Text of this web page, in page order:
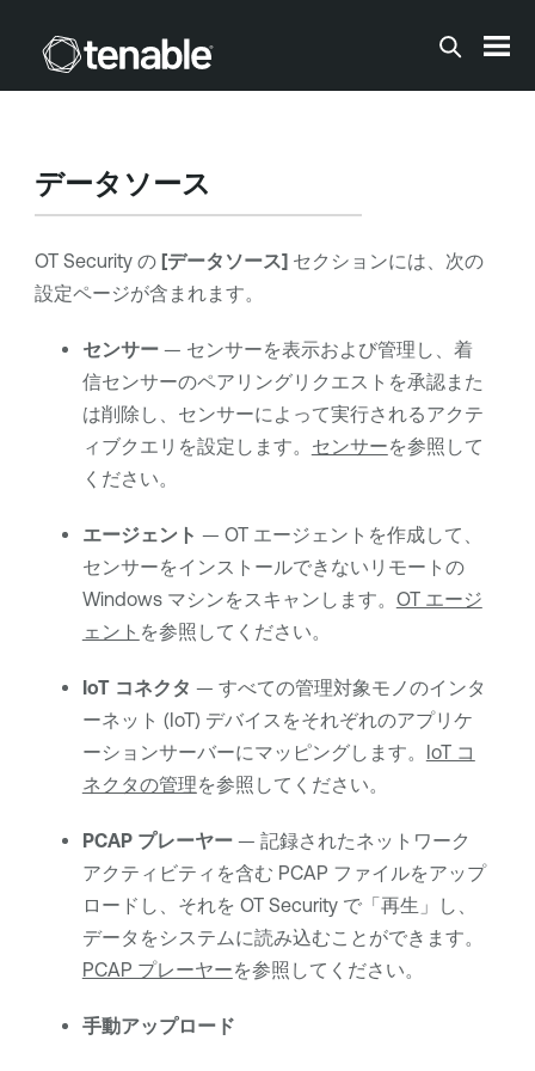
メインコンテンツに移動する
データソース
OT Securityの [データソース]セクションには、次の
設定ページが含まれます。
センサー— センサーを表示および管理し、着
信センサーのペアリングリクエストを承認また
は削除し、センサーによって実行されるアクテ
ィブクエリを設定します。 センサーを参照して
ください。
エージェント — OT エージェントを作成して、
センサーをインストールできないリモートの
Windows マシンをスキャンします。 OT エージ
ェント を参照してください。
IoT コネクタ — すべての管理対象モノのインタ
ーネット (IoT) デバイスをそれぞれのアプリケ
ーションサーバーにマッピングします。 IoT コ
ネクタの管理を参照してください。
PCAP プレーヤー— 記録されたネットワーク
アクティビティを含む PCAP ファイルをアップ
ロードし、それを OT Securityで「再生」し、
データをシステムに読み込むことができます。
PCAP プレーヤーを参照してください。
手動アップロード